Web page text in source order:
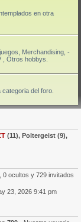
en otra
Merchandising, -
, Otros hobbys.
del foro.
(11), Poltergeist (9),
ocultos y 729 invitados
23, 2026 9:41 pm